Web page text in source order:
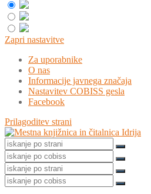
Zapri nastavitve
Za uporabnike
O nas
Informacije javnega značaja
Nastavitev COBISS gesla
Facebook
Prilagoditev strani